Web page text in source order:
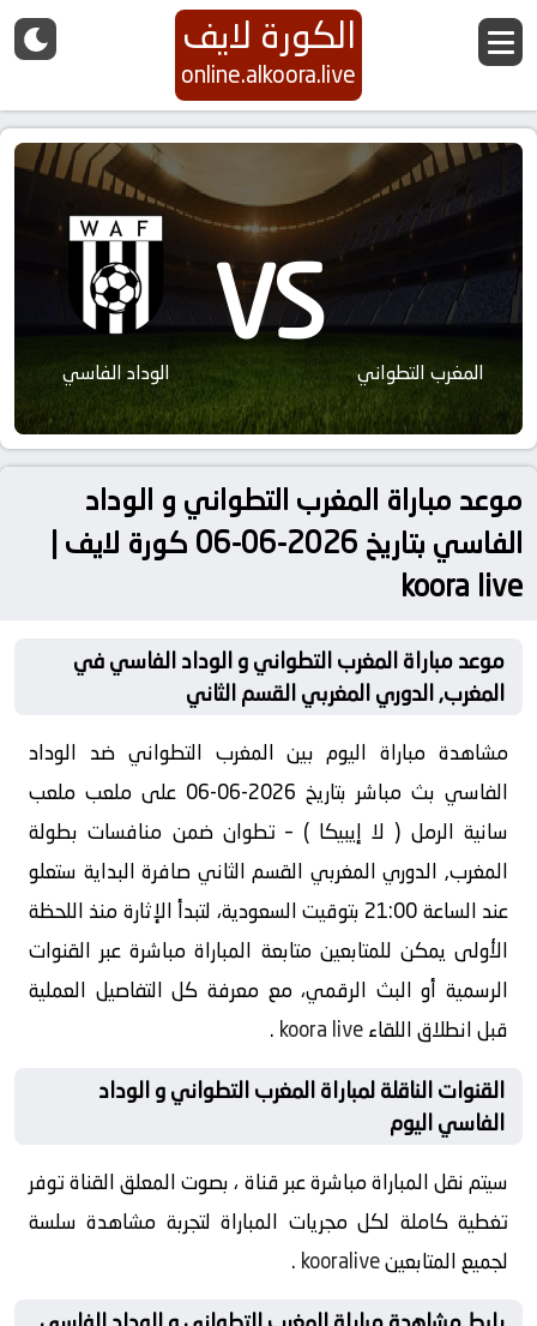
الكورة لايف
online.alkoora.live
المغرب التطواني VS الوداد الفاسي
موعد مباراة المغرب التطواني و الوداد
الفاسي بتاريخ 2026-06-06 كورة لايف |
koora live
موعد مباراة المغرب التطواني و الوداد الفاسي في
المغرب, الدوري المغربي القسم الثاني
مشاهدة مباراة اليوم بين المغرب التطواني ضد الوداد
الفاسي بث مباشر بتاريخ 2026-06-06 على ملعب ملعب
سانية الرمل ( لا إيبيكا ) – تطوان ضمن منافسات بطولة
المغرب, الدوري المغربي القسم الثاني صافرة البداية ستعلو
عند الساعة 21:00 بتوقيت السعودية، لتبدأ الإثارة منذ اللحظة
الأولى يمكن للمتابعين متابعة المباراة مباشرة عبر القنوات
الرسمية أو البث الرقمي، مع معرفة كل التفاصيل العملية
قبل انطلاق اللقاءkoora live
.
القنوات الناقلة لمباراة المغرب التطواني و الوداد
الفاسي اليوم
سيتم نقل المباراة مباشرة عبر قناة ، بصوت المعلق القناة توفر
تغطية كاملة لكل مجريات المباراة لتجربة مشاهدة سلسة
لجميع المتابعينkooralive
.